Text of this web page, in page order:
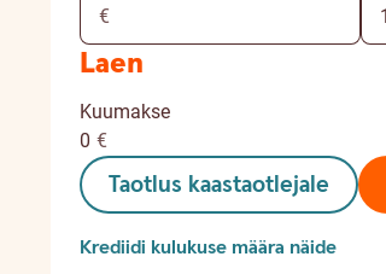
Laen
Kuumakse
0 €
Taotlus kaastaotlejale
Krediidi kulukuse määra näide